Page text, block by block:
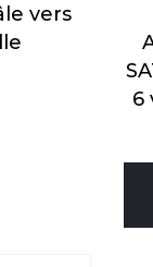
vers
6